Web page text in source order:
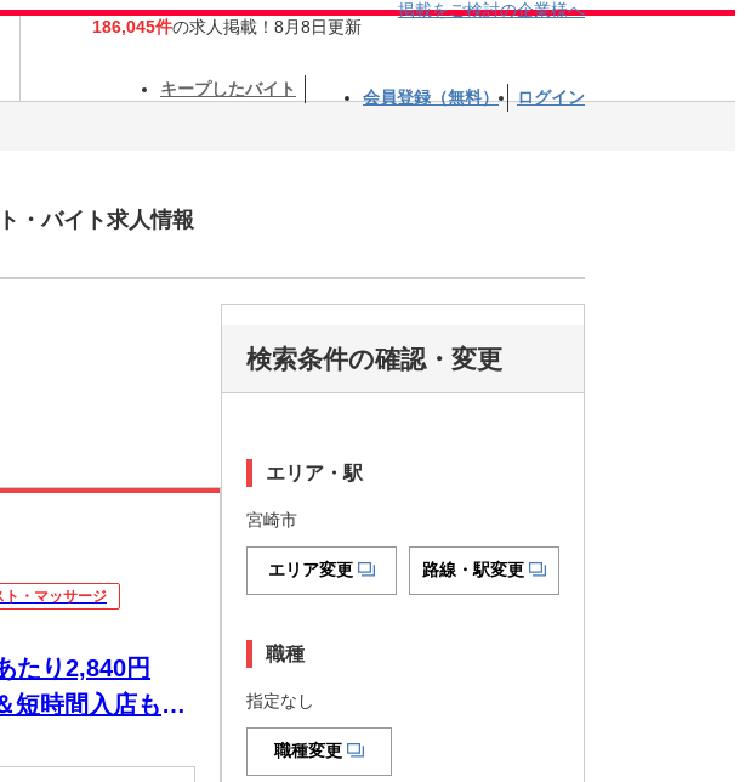
186,045件の求人掲載！8月8日更新
掲載をご検討の企業様へ
キープしたバイト 会員登録（無料） ログイン
・バイト求人情報
ト・マッサージ
たり2,840円
短時間入店も
検索条件の確認・変更
エリア・駅
宮崎市
エリア変更 路線・駅変更
職種
指定なし
職種変更